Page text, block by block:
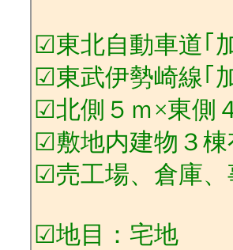
☑東北自動車道｢
☑東武伊勢崎線｢
☑北側５ｍ×東側
☑敷地内建物３
☑売工場、倉庫、
☑地目：宅地